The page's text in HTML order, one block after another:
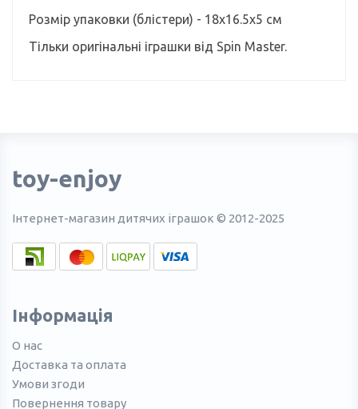
Розмір упаковки (блістери) - 18х16.5х5 см
Тільки оригінальні іграшки від Spin Master.
toy-enjoy
Інтернет-магазин дитячих іграшок © 2012-2025
Інформація
О нас
Доставка та оплата
Умови згоди
Повернення товару